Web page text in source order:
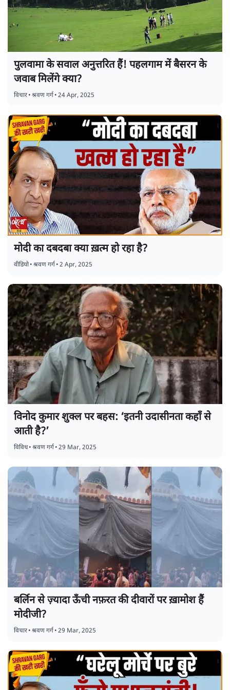
पुलवामा के सवाल अनुत्तरित हैं! पहलगाम में बैसरन के
जवाब मिलेंगे क्या?
विचार•श्रवण गर्ग•24 Apr, 2025
मोदी का दबदबा क्या ख़त्म हो रहा है?
वीडियो•श्रवण गर्ग•2 Apr, 2025
विनोद कुमार शुक्ल पर बहस: ‘इतनी उदासीनता कहाँ से
आती है?’
विविध•श्रवण गर्ग•29 Mar, 2025
बर्लिन से ज़्यादा ऊँची नफ़रत की दीवारों पर ख़ामोश हैं
मोदीजी?
विचार•श्रवण गर्ग•29 Mar, 2025